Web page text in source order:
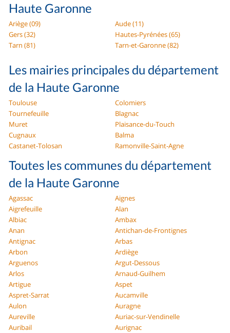
Haute Garonne
Ariège (09)
Aude (11)
Gers (32)
Hautes-Pyrénées (65)
Tarn (81)
Tarn-et-Garonne (82)
Les mairies principales du département
de la Haute Garonne
Toulouse
Colomiers
Tournefeuille
Blagnac
Muret
Plaisance-du-Touch
Cugnaux
Balma
Castanet-Tolosan
Ramonville-Saint-Agne
Toutes les communes du département
de la Haute Garonne
Agassac
Aignes
Aigrefeuille
Alan
Albiac
Ambax
Anan
Antichan-de-Frontignes
Antignac
Arbas
Arbon
Ardiège
Arguenos
Argut-Dessous
Arlos
Arnaud-Guilhem
Artigue
Aspet
Aspret-Sarrat
Aucamville
Aulon
Auragne
Aureville
Auriac-sur-Vendinelle
Auribail
Aurignac